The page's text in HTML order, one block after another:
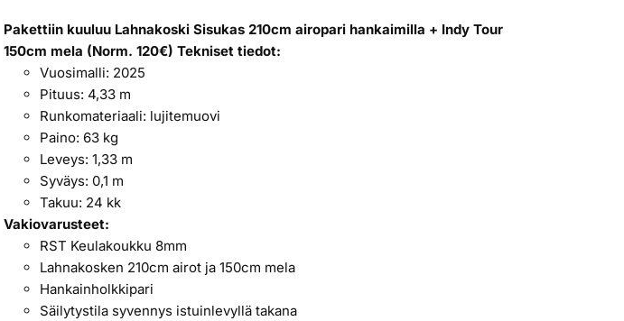
Pakettiin kuuluu Lahnakoski Sisukas 210cm airopari hankaimilla + Indy Tour
150cm mela (Norm. 120€) Tekniset tiedot:
Vuosimalli: 2025
Pituus: 4,33 m
Runkomateriaali: lujitemuovi
Paino: 63 kg
Leveys: 1,33 m
Syväys: 0,1 m
Takuu: 24 kk
Vakiovarusteet:
RST Keulakoukku 8mm
Lahnakosken 210cm airot ja 150cm mela
Hankainholkkipari
Säilytystila syvennys istuinlevyllä takana